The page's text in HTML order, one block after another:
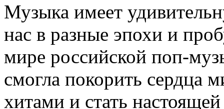
Музыка имеет
нас в разные эпохи и
мире российской поп-
смогла покорить сердца
хитами и стать